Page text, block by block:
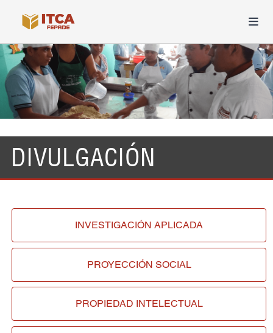
DIVULGACIÓN
INVESTIGACIÓN APLICADA
PROYECCIÓN SOCIAL
PROPIEDAD INTELECTUAL